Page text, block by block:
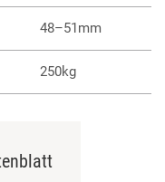
48–51mm
250kg